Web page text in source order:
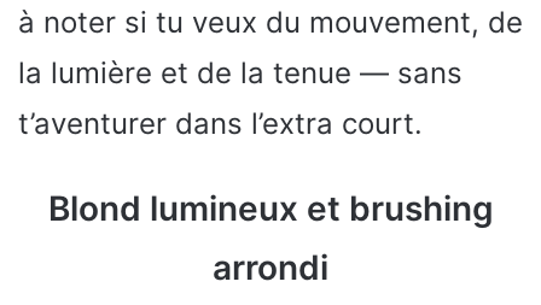
à noter si tu veux du mouvement, de
la lumière et de la tenue — sans
t’aventurer dans l’extra court.
Blond lumineux et brushing
arrondi